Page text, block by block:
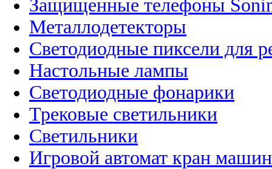
Защищенные телефоны
Металлодетекторы
Светодиодные пиксели для
Настольные лампы
Светодиодные фонарики
Трековые светильники
Светильники
Игровой автомат кран